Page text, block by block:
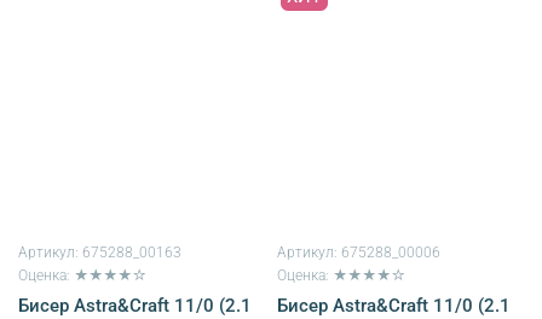
Артикул: 675288_00163
Оценка: ★★★★☆
Бисер Astra&Craft 11/0 (2.1
Артикул: 675288_00006
Оценка: ★★★★☆
Бисер Astra&Craft 11/0 (2.1